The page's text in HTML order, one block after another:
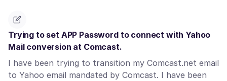
Trying to set APP Password to connect with Yahoo
Mail conversion at Comcast.
I have been trying to transition my Comcast.net email
to Yahoo email mandated by Comcast. I have been